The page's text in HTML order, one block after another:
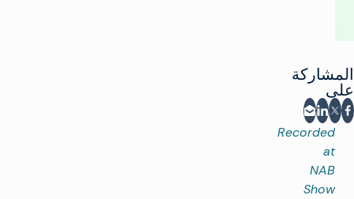
المشاركة
على
شارك على فيسبوك
مشاركة على X
مشاركة على LinkedIn
المشاركة عبر البريد الإلكتروني
Recorded
at
NAB
Show